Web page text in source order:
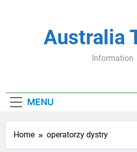
Australia
Information
MENU
Home operatorzy dystry